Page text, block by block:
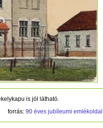
is jól látható.
forrás: 90 éves jubíleumi emlékoldal